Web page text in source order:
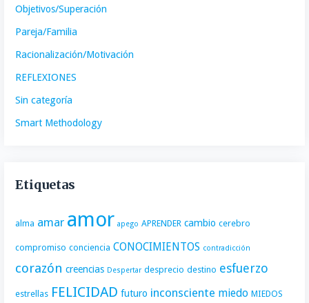
Objetivos/Superación
Pareja/Familia
Racionalización/Motivación
REFLEXIONES
Sin categoría
Smart Methodology
Etiquetas
alma amar amor apego APRENDER cambio cerebro
compromiso conciencia CONOCIMIENTOS contradicción
corazón creencias Despertar desprecio destino esfuerzo
estrellas FELICIDAD futuro inconsciente miedo MIEDOS